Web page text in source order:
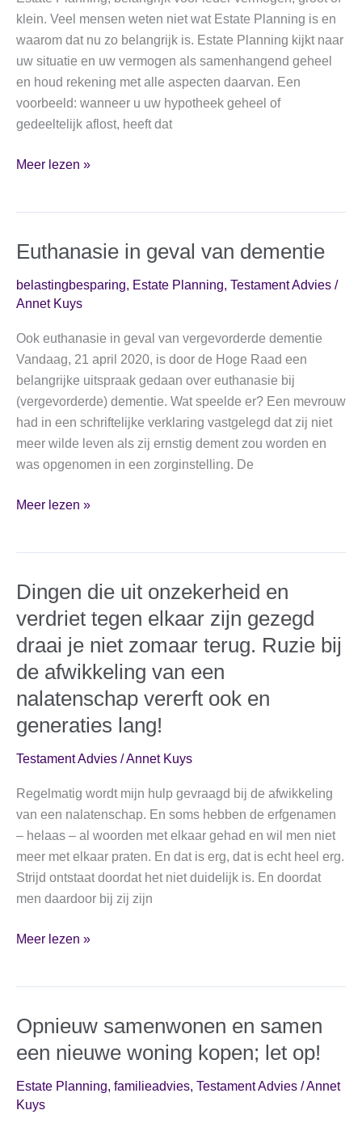
klein. Veel mensen weten niet wat Estate Planning is en
waarom dat nu zo belangrijk is. Estate Planning kijkt naar
uw situatie en uw vermogen als samenhangend geheel
en houd rekening met alle aspecten daarvan. Een
voorbeeld: wanneer u uw hypotheek geheel of
gedeeltelijk aflost, heeft dat
Waarom
Meer lezen »
Euthanasie in geval van dementie
belastingbesparing, Estate Planning, Testament Advies /
Annet Kuys
Ook euthanasie in geval van vergevorderde dementie
Vandaag, 21 april 2020, is door de Hoge Raad een
belangrijke uitspraak gedaan over euthanasie bij
(vergevorderde) dementie. Wat speelde er? Een mevrouw
had in een schriftelijke verklaring vastgelegd dat zij niet
meer wilde leven als zij ernstig dement zou worden en
was opgenomen in een zorginstelling. De
Euthanasie
dementie
Meer lezen »
Dingen die uit onzekerheid en
verdriet tegen elkaar zijn gezegd
draai je niet zomaar terug. Ruzie bij
de afwikkeling van een
nalatenschap vererft ook en
generaties lang!
Testament Advies /Annet Kuys
Regelmatig wordt mijn hulp gevraagd bij de afwikkeling
van een nalatenschap. En soms hebben de erfgenamen
– helaas – al woorden met elkaar gehad en wil men niet
meer met elkaar praten. En dat is erg, dat is echt heel erg.
Strijd ontstaat doordat het niet duidelijk is. En doordat
men daardoor bij zij zijn
Dingen
en
tegen
elkaar
zijn
Meer lezen »
Opnieuw samenwonen en samen
een nieuwe woning kopen; let op!
Estate Planning, familieadvies, Testament Advies /Annet
Kuys